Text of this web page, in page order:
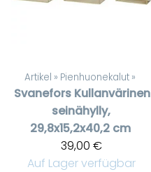
Artikel ‪» Pienhuonekalut ‪»
Svanefors Kullanvärinen
seinähylly,
29,8x15,2x40,2 cm
39,00 €
Auf Lager verfügbar